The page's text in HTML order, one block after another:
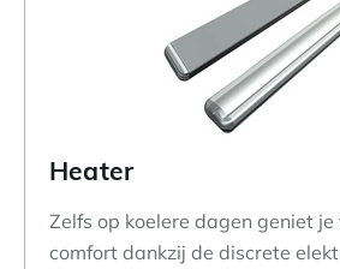
Heater
Zelfs op koelere dagen geniet
comfort dankzij de discrete